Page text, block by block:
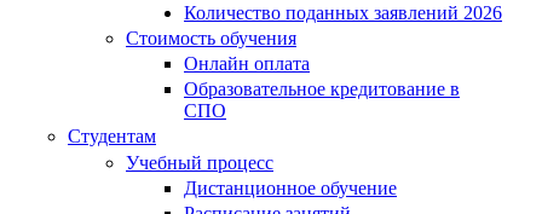
Количество поданных заявлений 2026
Стоимость обучения
Онлайн оплата
Образовательное кредитование в
СПО
Студентам
Учебный процесс
Дистанционное обучение